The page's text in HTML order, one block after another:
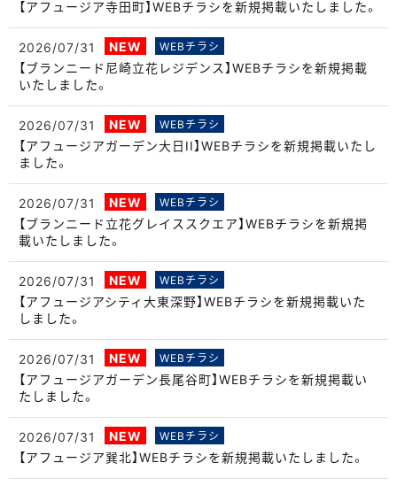
【アフュージア寺田町】WEBチラシを新規掲載いたしました。
2026/07/31 NEW WEBチラシ
【ブランニード尼崎立花レジデンス】WEBチラシを新規掲載
いたしました。
2026/07/31 NEW WEBチラシ
【アフュージアガーデン大日II】WEBチラシを新規掲載いたし
ました。
2026/07/31 NEW WEBチラシ
【ブランニード立花グレイススクエア】WEBチラシを新規掲
載いたしました。
2026/07/31 NEW WEBチラシ
【アフュージアシティ大東深野】WEBチラシを新規掲載いた
しました。
2026/07/31 NEW WEBチラシ
【アフュージアガーデン長尾谷町】WEBチラシを新規掲載い
たしました。
2026/07/31 NEW WEBチラシ
【アフュージア巽北】WEBチラシを新規掲載いたしました。